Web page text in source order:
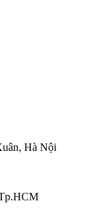
Hà Nội